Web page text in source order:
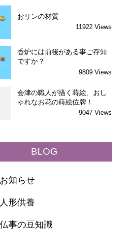
おリンの材質
11922 Views
香炉には前後がある事ご存知
ですか？
9809 Views
会津の職人が描く蒔絵、おし
ゃれなお花の蒔絵位牌！
9047 Views
BLOG
お知らせ
人形供養
仏事の豆知識